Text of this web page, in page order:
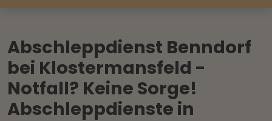
Abschleppdienst Benndorf
bei Klostermansfeld -
Notfall? Keine Sorge!
Abschleppdienste in